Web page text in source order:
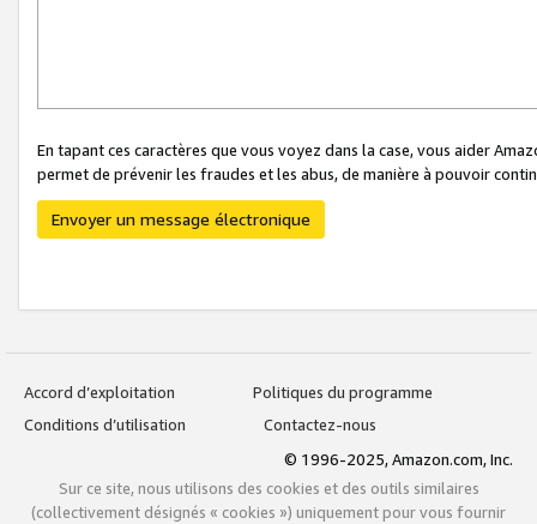
En tapant ces caractères que vous voyez dans la case, vous aider
permet de prévenir les fraudes et les abus, de manière à pouvoir
Envoyer un message électronique
Accord d’exploitation
Politiques du programme
Conditions d’utilisation
Contactez-nous
© 1996-2025, Amazon.com, Inc.
Sur ce site, nous utilisons des cookies et des outils similaires
(collectivement désignés « cookies ») uniquement pour vous fournir